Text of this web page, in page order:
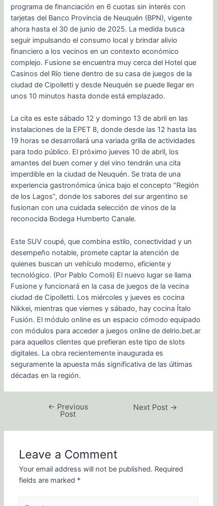
programa de financiación en 6 cuotas sin interés con
tarjetas del Banco Provincia de Neuquén (BPN), vigente
ahora hasta el 30 de junio de 2025. La medida busca
seguir impulsando el consumo local y brindar alivio
financiero a los vecinos en un contexto económico
complejo. Fusione se encuentra muy cerca del Hotel que
Casinos del Río tiene dentro de su casa de juegos de la
ciudad de Cipolletti y desde Neuquén se puede llegar en
unos 10 minutos hasta donde está emplazado.
La cita es este sábado 12 y domingo 13 de abril en las
instalaciones de la EPET 8, donde desde las 12 hasta las
19 horas se desarrollará una variada grilla de actividades
para todo público. El próximo jueves 10 de abril, los
amantes del buen comer y del vino tendrán una cita
imperdible en la ciudad de Neuquén. Se trata de una
experiencia gastronómica única bajo el concepto “Región
de los Lagos”, donde los sabores del sur argentino se
fusionan con una cuidada selección de vinos de la
reconocida Bodega Humberto Canale.
Este SUV coupé, que combina estilo, conectividad y un
desempeño notable, promete captar la atención de
quienes buscan un vehículo moderno, eficiente y
tecnológico. (Por Pablo Comoli) El nuevo lugar se llama
Fusione y funcionará en la casa de juegos de la vecina
ciudad de Cipolletti. Los miércoles y jueves es cocina
Nikkei, mientras que viernes y sábado, hay cocina Ítalo
Fusión. El módulo online es un espacio cómodo equipado
con módulos para acceder a juegos online de delrio.bet.ar
para aquellos clientes que prefieran este tipo de slots
digitales. La obra recientemente inaugurada es
seguramente la apuesta más significativa de las últimas
décadas en la región.
← Previous
Post
Next Post →
Leave a Comment
Your email address will not be published. Required
fields are marked *